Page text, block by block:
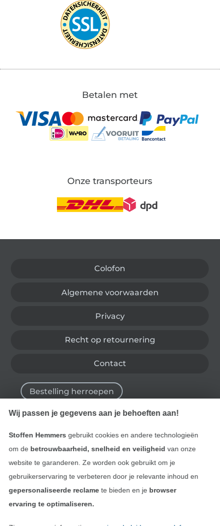
Betalen met
Onze transporteurs
Colofon
Algemene voorwaarden
Privacy
Recht op retournering
Contact
Bestelling herroepen
Vind meer inspiratie
Wij passen je gegevens aan je behoeften aan!
Stoffen Hemmers gebruikt cookies en andere technologieën
om de betrouwbaarheid, snelheid en veiligheid van onze
website te garanderen. Ze worden ook gebruikt om je
gebruikerservaring te verbeteren door je relevante inhoud en
gepersonaliseerde reclamete bieden en je browser
ervaring te optimaliseren.